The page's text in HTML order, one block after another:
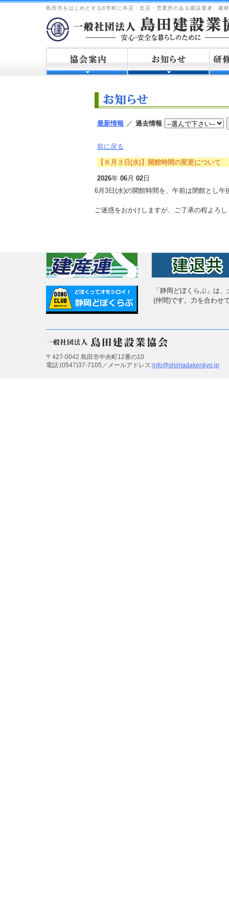
島田市をはじめとする6市町に本店・支店・営業所のある建設業者、建
最新情報 ／ 過去情報
前に戻る
【６月３日(水)】開館時間の変更について
2026年 06 月 02日
6月3日(水)の開館時間を、午前は閉館とし
ご迷惑をおかけしますが、ご了承の程よろ
「静岡どぼくらぶ」は
(仲間)です。力を合わせ
〒427-0042 島田市中央町12番の10
電話:(0547)37-7105／メールアドレス:info@shimadakenkyo.jp